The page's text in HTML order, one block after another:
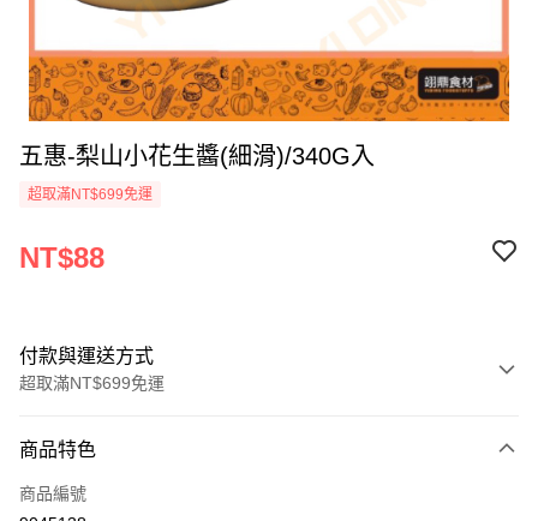
五惠-梨山小花生醬(細滑)/340G入
超取滿NT$699免運
NT$88
付款與運送方式
超取滿NT$699免運
信用卡一次付款
Apple Pay
商品特色
商品編號